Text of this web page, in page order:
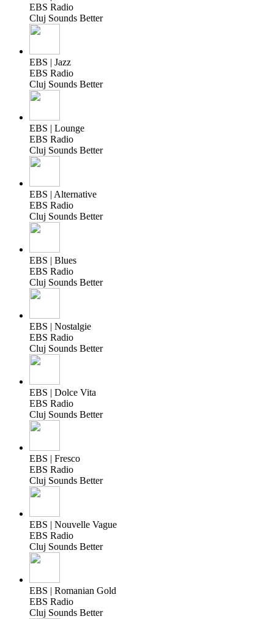
EBS Radio
Cluj Sounds Better
EBS | Jazz
EBS Radio
Cluj Sounds Better
EBS | Lounge
EBS Radio
Cluj Sounds Better
EBS | Alternative
EBS Radio
Cluj Sounds Better
EBS | Blues
EBS Radio
Cluj Sounds Better
EBS | Nostalgie
EBS Radio
Cluj Sounds Better
EBS | Dolce Vita
EBS Radio
Cluj Sounds Better
EBS | Fresco
EBS Radio
Cluj Sounds Better
EBS | Nouvelle Vague
EBS Radio
Cluj Sounds Better
EBS | Romanian Gold
EBS Radio
Cluj Sounds Better